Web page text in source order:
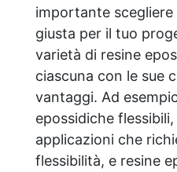
importante scegliere
giusta per il tuo
varietà di resine
ciascuna con le sue
vantaggi. Ad
epossidiche
applicazioni che
flessibilità, e resine